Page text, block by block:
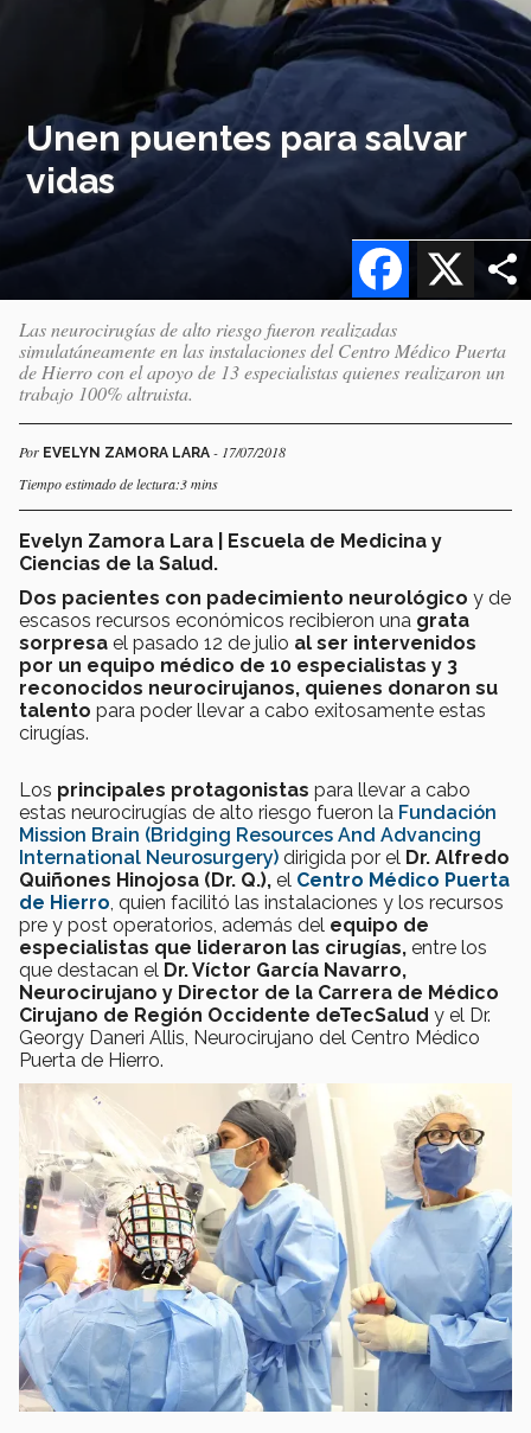
Unen puentes para salvar
vidas
X
Facebook
Las neurocirugías de alto riesgo fueron realizadas
simulatáneamente en las instalaciones del Centro Médico Puerta
de Hierro con el apoyo de 13 especialistas quienes realizaron un
trabajo 100% altruista.
Por EVELYN ZAMORA LARA - 17/07/2018
Tiempo estimado de lectura:3 mins
Evelyn Zamora Lara | Escuela de Medicina y
Ciencias de la Salud.
Dos pacientes con padecimiento neurológico y de
escasos recursos económicos recibieron una grata
sorpresa el pasado 12 de julio al ser intervenidos
por un equipo médico de 10 especialistas y 3
reconocidos neurocirujanos, quienes donaron su
talento para poder llevar a cabo exitosamente estas
cirugías.
Los principales protagonistas para llevar a cabo
estas neurocirugías de alto riesgo fueron la Fundación
Mission Brain (Bridging Resources And Advancing
International Neurosurgery) dirigida por el Dr. Alfredo
Quiñones Hinojosa (Dr. Q.), el Centro Médico Puerta
de Hierro , quien facilitó las instalaciones y los recursos
pre y post operatorios, además del equipo de
especialistas que lideraron las cirugías, entre los
que destacan el Dr. Víctor García Navarro,
Neurocirujano y Director de la Carrera de Médico
Cirujano de Región Occidente deTecSalud y el Dr.
Georgy Daneri Allis, Neurocirujano del Centro Médico
Puerta de Hierro.